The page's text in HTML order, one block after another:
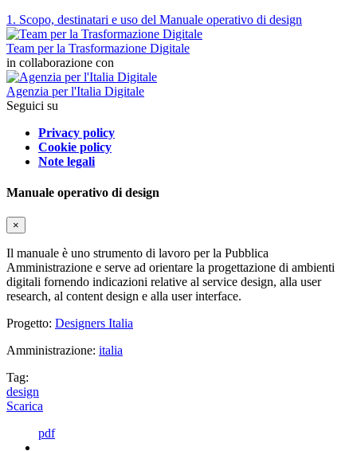
1. Scopo, destinatari e uso del Manuale operativo di design
Team per la Trasformazione Digitale
in collaborazione con
Agenzia per l'Italia Digitale
Seguici su
Privacy policy
Cookie policy
Note legali
Manuale operativo di design
×
Il manuale è uno strumento di lavoro per la Pubblica
Amministrazione e serve ad orientare la progettazione di ambienti
digitali fornendo indicazioni relative al service design, alla user
research, al content design e alla user interface.
Progetto: Designers Italia
Amministrazione: italia
Tag:
design
Scarica
pdf